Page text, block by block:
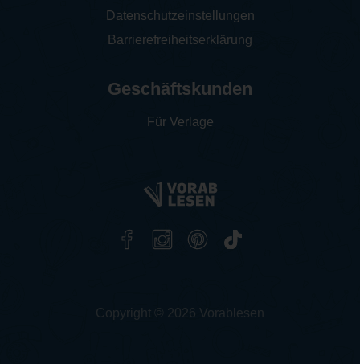
Datenschutzeinstellungen
Barrierefreiheitserklärung
Geschäftskunden
Für Verlage
Copyright © 2026 Vorablesen